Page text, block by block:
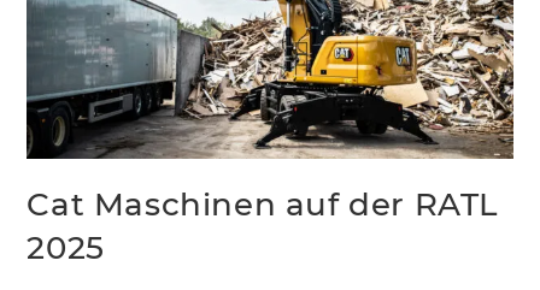
Cat Maschinen auf der RATL
2025